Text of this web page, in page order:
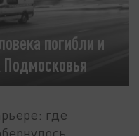
погибли и
где